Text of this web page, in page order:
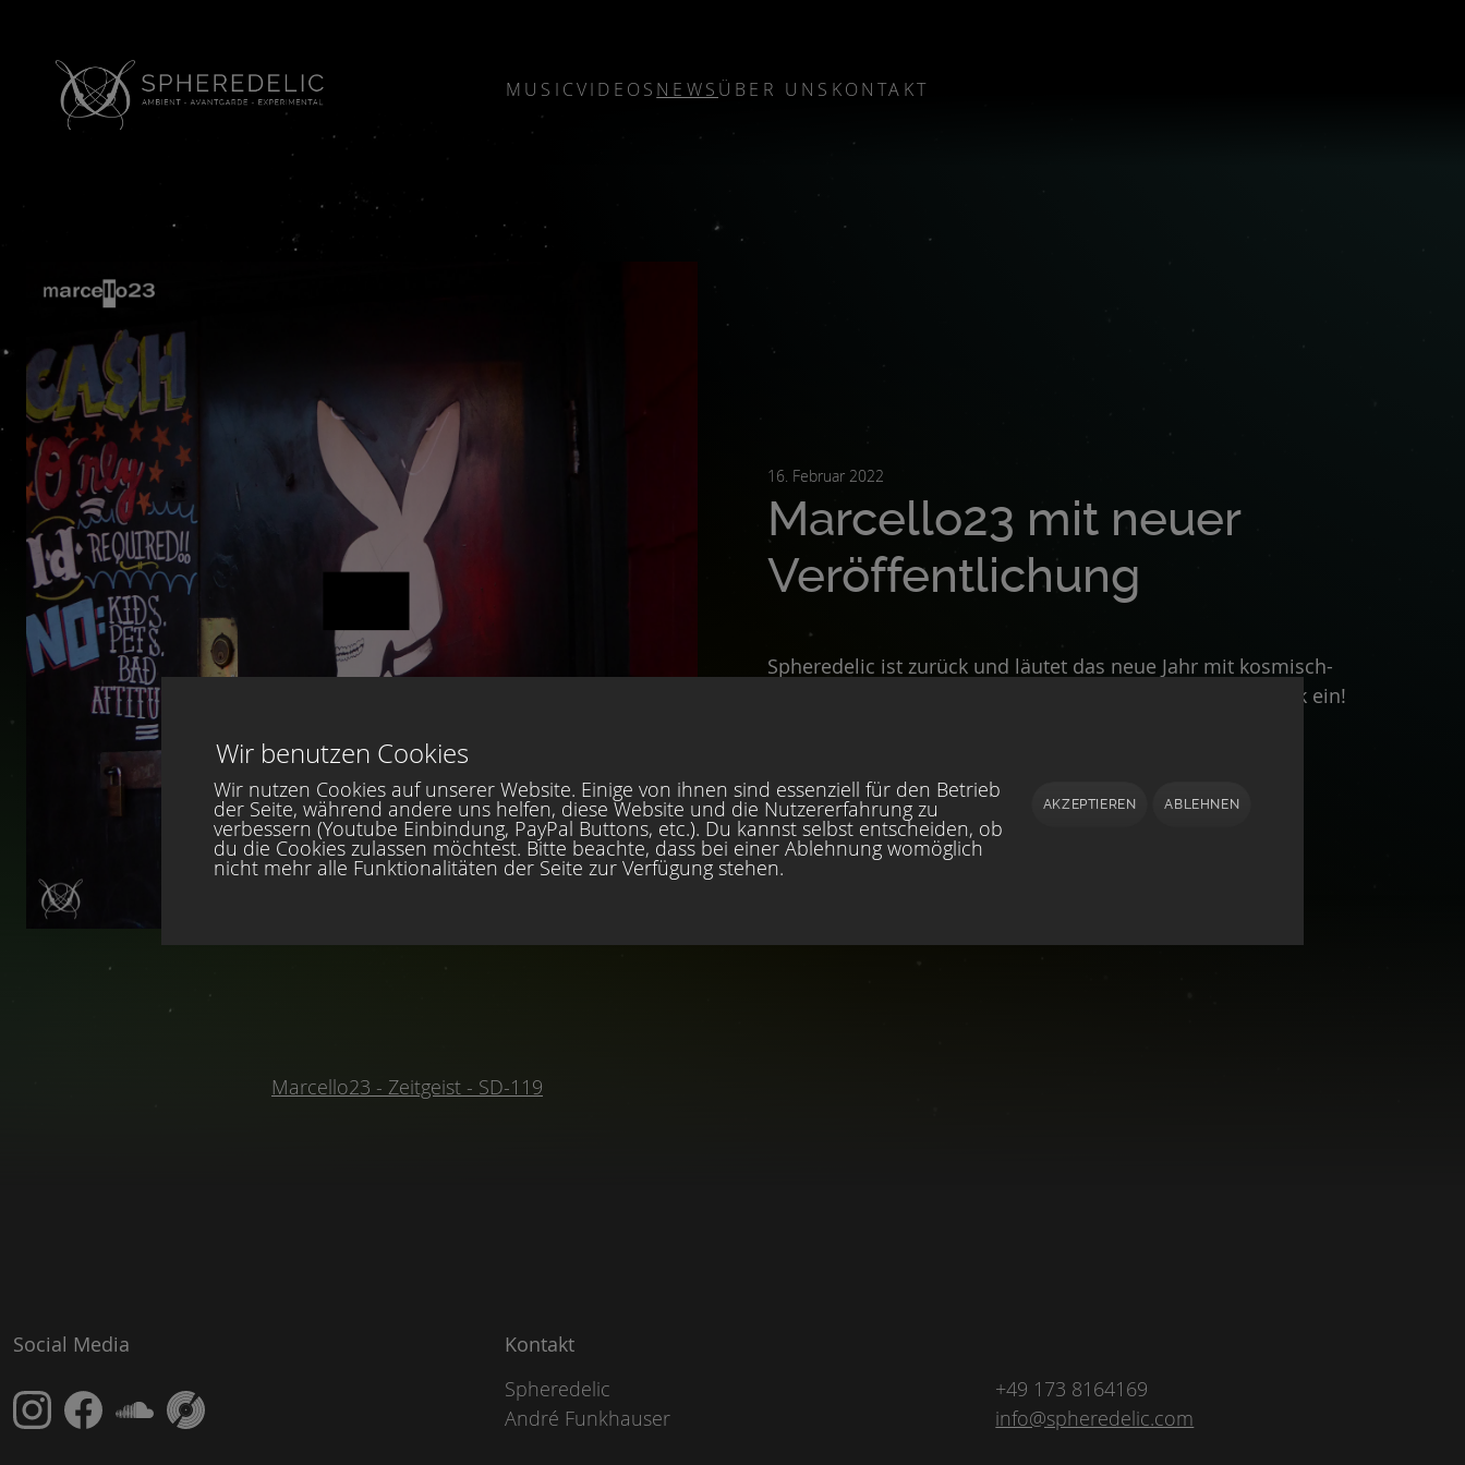
MUSICVIDEOS NEWS ÜBER UNS KONTAKT
16. Februar 2022
Marcello23 mit neuer
Veröffentlichung
Spheredelic ist zurück und läutet das neue Jahr mit kosmisch-
sphärischen, aber doch tanzbaren Klängen im Handgepäck ein!
Marcello23 - Zeitgeist - SD-119
Social Media
Kontakt
Spheredelic
André Funkhauser
+49 173 8164169
info@spheredelic.com
Wir benutzen Cookies
Wir nutzen Cookies auf unserer Website. Einige von ihnen sind essenziell für den Betrieb
der Seite, während andere uns helfen, diese Website und die Nutzererfahrung zu
verbessern (Youtube Einbindung, PayPal Buttons, etc.). Du kannst selbst entscheiden, ob
du die Cookies zulassen möchtest. Bitte beachte, dass bei einer Ablehnung womöglich
nicht mehr alle Funktionalitäten der Seite zur Verfügung stehen.
AKZEPTIEREN ABLEHNEN